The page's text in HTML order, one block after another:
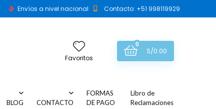
Envíos a nivel nacional Contacto: +51 998119929
Favoritos
0
S/0.00
BLOG
CONTACTO
FORMAS
DE PAGO
Libro de
Reclamaciones